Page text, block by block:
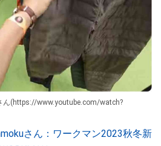
ん(https://www.youtube.com/watch?
さん：ワークマン2023秋冬新